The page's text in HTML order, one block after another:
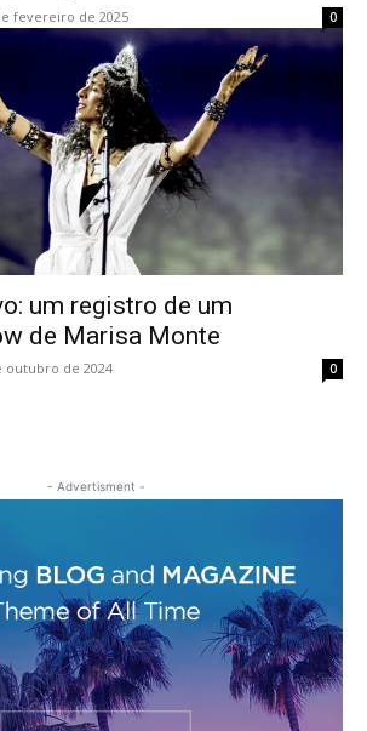
fevereiro de 2025 0
um registro de um
de Marisa Monte
outubro de 2024 0
- Advertisment -